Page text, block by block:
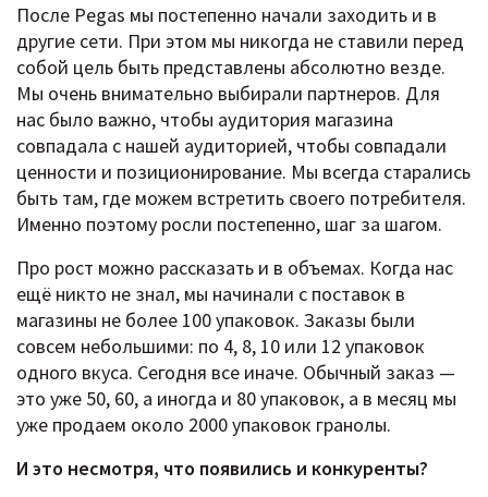
После Pegas мы постепенно начали заходить и в
другие сети. При этом мы никогда не ставили перед
собой цель быть представлены абсолютно везде.
Мы очень внимательно выбирали партнеров. Для
нас было важно, чтобы аудитория магазина
совпадала с нашей аудиторией, чтобы совпадали
ценности и позиционирование. Мы всегда старались
быть там, где можем встретить своего потребителя.
Именно поэтому росли постепенно, шаг за шагом.
Про рост можно рассказать и в объемах. Когда нас
ещё никто не знал, мы начинали с поставок в
магазины не более 100 упаковок. Заказы были
совсем небольшими: по 4, 8, 10 или 12 упаковок
одного вкуса. Сегодня все иначе. Обычный заказ —
это уже 50, 60, а иногда и 80 упаковок, а в месяц мы
уже продаем около 2000 упаковок гранолы.
И это несмотря, что появились и конкуренты?